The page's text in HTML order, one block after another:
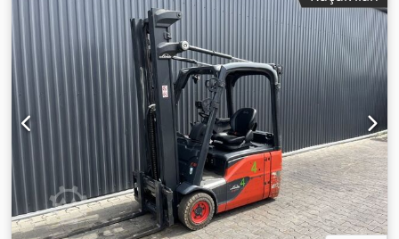
forklift ISO Sınıfı: ISO sınıf 2 = 1.000 - 2.500 kg Direk tipi:
Triplex Durum: Kullanıma hazır ve tam fonksiyonel Teknik
durum: İyi Akü voltajı: 48V Yan kaydırıcı, 3. valf, Cedpfezri
Ifex Abporf